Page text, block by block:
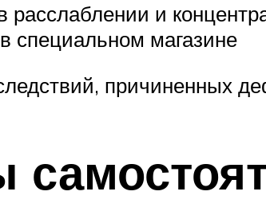
расслаблении и
специальном магазине
причиненных